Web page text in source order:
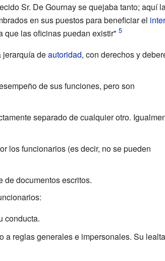
Sr. De Gournay se quejaba tanto; aquí
en sus puestos para beneficiar el
que las oficinas puedan existir"
jerarquía deautoridad, con derechos y
de sus funciones, pero son
separado de cualquier otro.
los funcionarios (es decir, no se pueden
documentos escritos.
conducta.
reglas generales e impersonales. Su